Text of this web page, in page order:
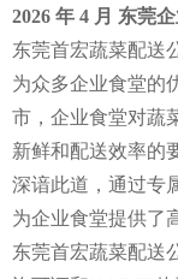
2026 年 4 月 东莞
东莞首宏蔬菜配送
为众多企业食堂的
市，企业食堂对蔬
新鲜和配送效率的
深谙此道，通过专
为企业食堂提供了
东莞首宏蔬菜配送